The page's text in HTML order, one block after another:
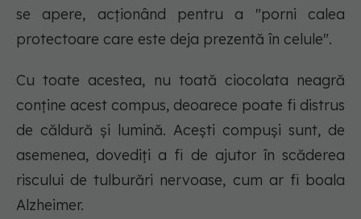
se apere, acționând pentru a "porni calea
protectoare care este deja prezentă în celule".
Cu toate acestea, nu toată ciocolata neagră
conține acest compus, deoarece poate fi distrus
de căldură și lumină. Acești compuși sunt, de
asemenea, dovediți a fi de ajutor în scăderea
riscului de tulburări nervoase, cum ar fi boala
Alzheimer.